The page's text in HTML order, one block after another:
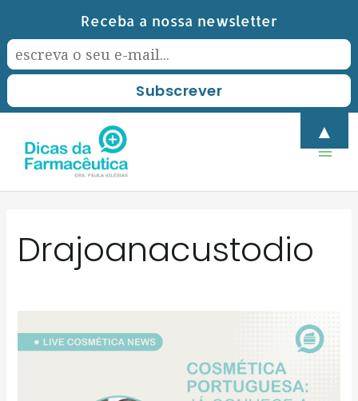
content
Drajoanacustodio
PORTUGUESA:
Receba a nossa newsletter
▲